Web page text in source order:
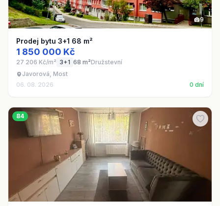
9
Prodej bytu 3+1 68 m²
1 850 000 Kč
27 206 Kč/m² 3+1 68 m²Družstevní
Javorová, Most
06. 08. 2026
0 dní
84